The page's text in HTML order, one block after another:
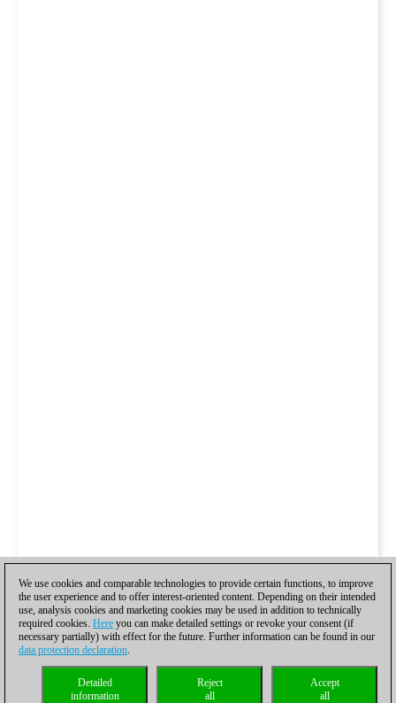
We use cookies and comparable technologies to provide certain functions, to improve
the user experience and to offer interest-oriented content. Depending on their intended
use, analysis cookies and marketing cookies may be used in addition to technically
required cookies. Here you can make detailed settings or revoke your consent (if
necessary partially) with effect for the future. Further information can be found in our
data protection declaration.
Accept
all
Reject
all
Detailed
information